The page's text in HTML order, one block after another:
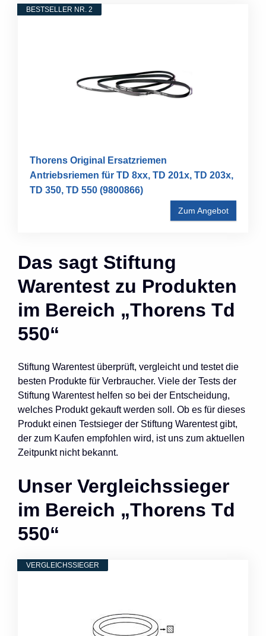
BESTSELLER NR. 2
Thorens Original Ersatzriemen
Antriebsriemen für TD 8xx, TD 201x, TD 203x,
TD 350, TD 550 (9800866)
Zum Angebot
Das sagt Stiftung
Warentest zu Produkten
im Bereich „Thorens Td
550“
Stiftung Warentest überprüft, vergleicht und testet die
besten Produkte für Verbraucher. Viele der Tests der
Stiftung Warentest helfen so bei der Entscheidung,
welches Produkt gekauft werden soll. Ob es für dieses
Produkt einen Testsieger der Stiftung Warentest gibt,
der zum Kaufen empfohlen wird, ist uns zum aktuellen
Zeitpunkt nicht bekannt.
Unser Vergleichssieger
im Bereich „Thorens Td
550“
VERGLEICHSSIEGER